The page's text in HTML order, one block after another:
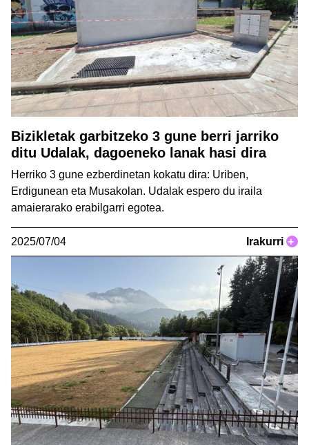
Bizikletak garbitzeko 3 gune berri jarriko
ditu Udalak, dagoeneko lanak hasi dira
Herriko 3 gune ezberdinetan kokatu dira: Uriben,
Erdigunean eta Musakolan. Udalak espero du iraila
amaierarako erabilgarri egotea.
2025/07/04 Irakurri +